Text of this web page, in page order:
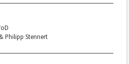
Philipp Stennert